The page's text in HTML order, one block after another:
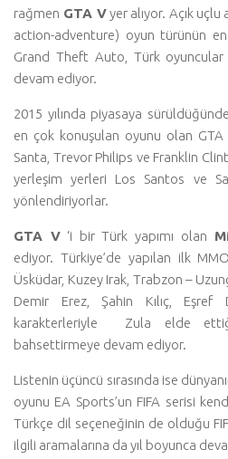
rağmen GTA Vyer alıyor. Açık
action-adventure) oyun türünün
Grand Theft Auto, Türk
devam ediyor.
2015 yılında piyasaya
en çok konuşulan oyunu olan GTA
Santa, Trevor Philips ve Franklin
yerleşim yerleri Los Santos ve
yönlendiriyorlar.
GTA V‘i bir Türk yapımı olan
ediyor. Türkiye’de yapılan ilk
Üsküdar, Kuzey Irak, Trabzon –
Demir Erez, Şahin Kılıç,
karakterleriyle Zula elde
bahsettirmeye devam ediyor.
Listenin üçüncü sırasında ise
oyunu EA Sports’un FIFA serisi
Türkçe dil seçeneğinin de olduğu
ilgili aramalarına da yıl boyunca